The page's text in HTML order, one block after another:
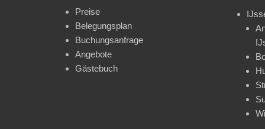
Preise
Belegungsplan
Buchungsanfrage
Angebote
Gästebuch